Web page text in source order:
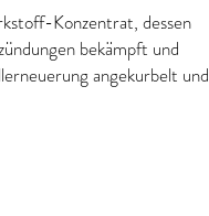
Konzentrat, dessen
bekämpft und
angekurbelt und